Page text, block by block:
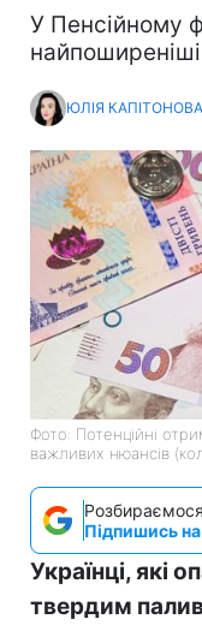
У Пенсійному
ЮЛІЯ КАПІТОНОВА
Фото: Потенційні
важливих нюансів
Підпишись
Українці, які
твердим